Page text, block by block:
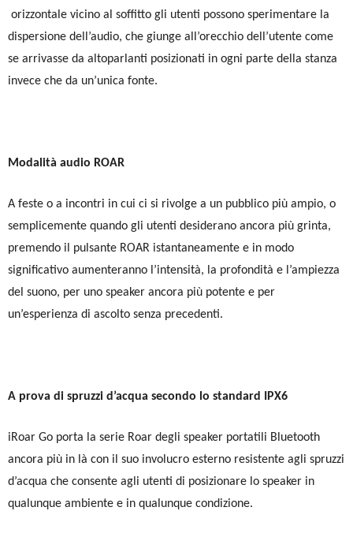
orizzontale vicino al soffitto gli utenti possono sperimentare la
dispersione dell’audio, che giunge all’orecchio dell’utente come
se arrivasse da altoparlanti posizionati in ogni parte della stanza
invece che da un’unica fonte.
Modalità audio ROAR
A feste o a incontri in cui ci si rivolge a un pubblico più ampio, o
semplicemente quando gli utenti desiderano ancora più grinta,
premendo il pulsante ROAR istantaneamente e in modo
significativo aumenteranno l’intensità, la profondità e l’ampiezza
del suono, per uno speaker ancora più potente e per
un’esperienza di ascolto senza precedenti.
A prova di spruzzi d’acqua secondo lo standard IPX6
iRoar Go porta la serie Roar degli speaker portatili Bluetooth
ancora più in là con il suo involucro esterno resistente agli spruzzi
d’acqua che consente agli utenti di posizionare lo speaker in
qualunque ambiente e in qualunque condizione.